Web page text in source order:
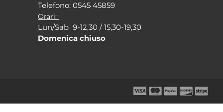
Telefono: 0545 45859
Orari:
Lun/Sab 9-12,30 / 15,30-19,30
Domenica chiuso